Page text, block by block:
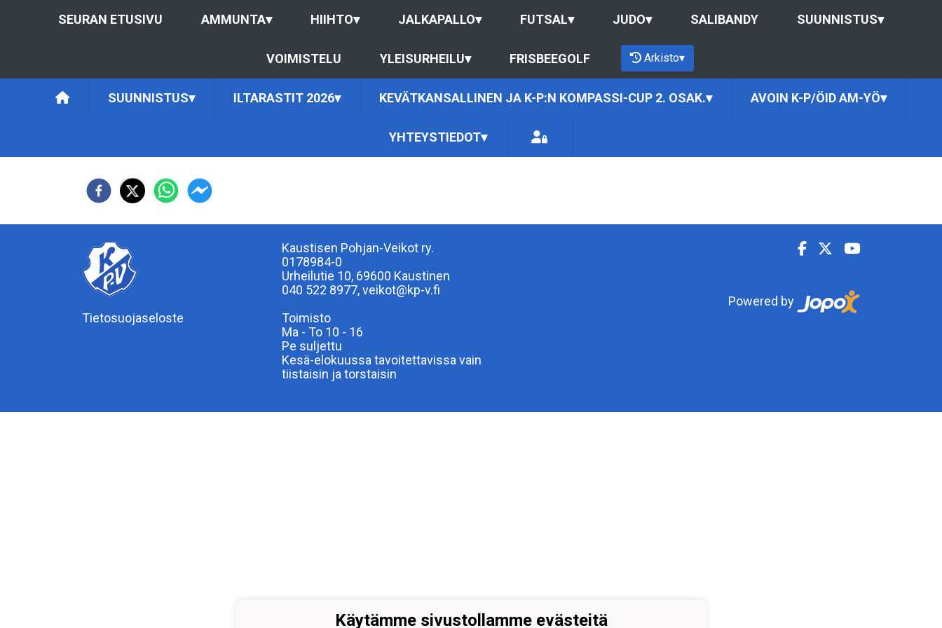
SEURAN ETUSIVU AMMUNTA▾ HIIHTO▾ JALKAPALLO▾ FUTSAL▾ JUDO▾ SALIBANDY SUUNNISTUS▾
VOIMISTELU YLEISURHEILU▾ FRISBEEGOLF Arkisto▾
SUUNNISTUS▾ ILTARASTIT 2026▾ KEVÄTKANSALLINEN JA K-P:N KOMPASSI-CUP 2. OSAK.▾ AVOIN K-P/ÖID AM-YÖ▾
YHTEYSTIEDOT▾
Tietosuojaseloste
Kaustisen Pohjan-Veikot ry.
0178984-0
Urheilutie 10, 69600 Kaustinen
040 522 8977, veikot@kp-v.fi
Toimisto
Ma - To 10 - 16
Pe suljettu
Kesä-elokuussa tavoitettavissa vain
tiistaisin ja torstaisin
Powered by
Käytämme sivustollamme evästeitä